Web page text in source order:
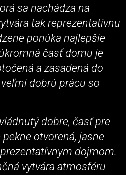
sa nachádza na
tak reprezentatívnu
ponúka najlepšie
časť domu je
a zasadená do
dobrú prácu so
dobre, časť pre
otvorená, jasne
dojmom.
vytvára atmosféru